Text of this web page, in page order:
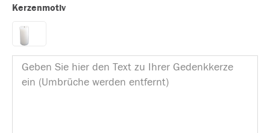
Kerzenmotiv